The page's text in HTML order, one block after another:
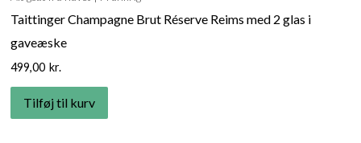
Taittinger Champagne Brut Réserve Reims med 2 glas i
gaveæske
499,00 kr.
Tilføj til kurv